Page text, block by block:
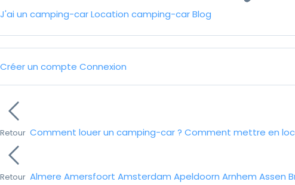
J'ai un camping-carLocation camping-carBlog
Créer un compte Connexion
Retour Comment louer un camping-car ? Comment mettre en
Retour Almere Amersfoort Amsterdam Apeldoorn Arnhem Assen